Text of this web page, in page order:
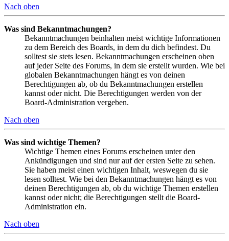
Nach oben
Was sind Bekanntmachungen?
Bekanntmachungen beinhalten meist wichtige Informationen
zu dem Bereich des Boards, in dem du dich befindest. Du
solltest sie stets lesen. Bekanntmachungen erscheinen oben
auf jeder Seite des Forums, in dem sie erstellt wurden. Wie bei
globalen Bekanntmachungen hängt es von deinen
Berechtigungen ab, ob du Bekanntmachungen erstellen
kannst oder nicht. Die Berechtigungen werden von der
Board-Administration vergeben.
Nach oben
Was sind wichtige Themen?
Wichtige Themen eines Forums erscheinen unter den
Ankündigungen und sind nur auf der ersten Seite zu sehen.
Sie haben meist einen wichtigen Inhalt, weswegen du sie
lesen solltest. Wie bei den Bekanntmachungen hängt es von
deinen Berechtigungen ab, ob du wichtige Themen erstellen
kannst oder nicht; die Berechtigungen stellt die Board-
Administration ein.
Nach oben